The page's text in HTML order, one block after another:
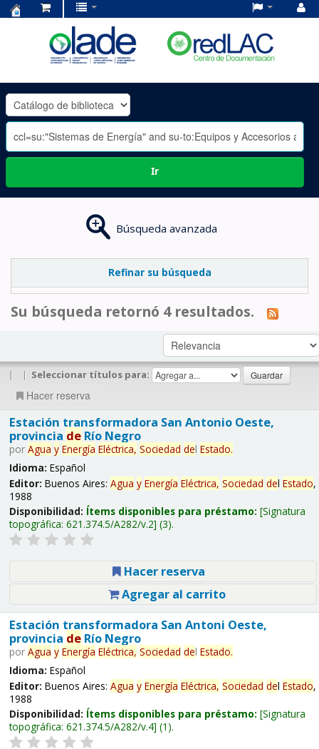
OLADE
-
Ir
Búsqueda avanzada
Refinar su búsqueda
Su búsqueda retornó 4 resultados.
| | Seleccionar títulos para:
Hacer reserva
Estación transformadora San Antonio Oeste,
provincia deRío Negro
por Agua y Energía Eléctrica, Sociedad del Estado.
Idioma: Español
Editor: Buenos Aires: Agua y Energía Eléctrica, Sociedad del Estado,
1988
Disponibilidad: Ítems disponibles para préstamo: Signatura
topográfica: 621.374.5/A282/v.2 (3).
Hacer reserva
Agregar al carrito
Estación transformadora San Antoni Oeste,
provincia deRío Negro
por Agua y Energía Eléctrica, Sociedad del Estado.
Idioma: Español
Editor: Buenos Aires: Agua y Energía Eléctrica, Sociedad del Estado,
1988
Disponibilidad: Ítems disponibles para préstamo: Signatura
topográfica: 621.374.5/A282/v.4 (1).